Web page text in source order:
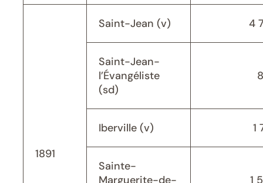
1891
Saint-Jean (v) 4
Saint-Jean-
l’Évangéliste
(sd)
Iberville (v) 1
Sainte-